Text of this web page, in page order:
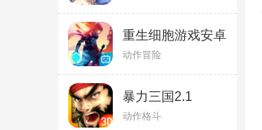
重生细胞游戏安卓
版v3.5.8-bilibili-
UO官方版
动作冒险
暴力三国2.1
动作格斗